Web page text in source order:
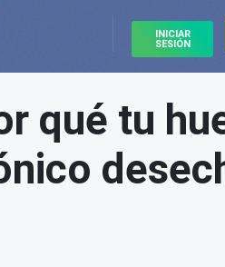
INICIAR
SESIÓN
qué tu